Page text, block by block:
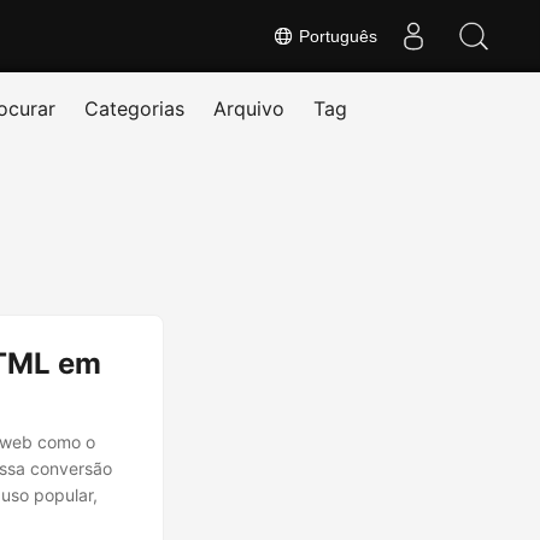
Português
Categorias Arquivo Tag
em
como o
conversão
popular,